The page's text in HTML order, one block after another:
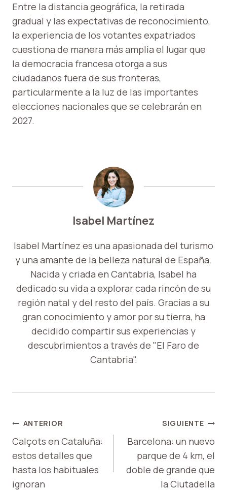
Entre la distancia geográfica, la retirada
gradual y las expectativas de reconocimiento,
la experiencia de los votantes expatriados
cuestiona de manera más amplia el lugar que
la democracia francesa otorga a sus
ciudadanos fuera de sus fronteras,
particularmente a la luz de las importantes
elecciones nacionales que se celebrarán en
2027.
Isabel Martínez
Isabel Martínez es una apasionada del turismo
y una amante de la belleza natural de España.
Nacida y criada en Cantabria, Isabel ha
dedicado su vida a explorar cada rincón de su
región natal y del resto del país. Gracias a su
gran conocimiento y amor por su tierra, ha
decidido compartir sus experiencias y
descubrimientos a través de "El Faro de
Cantabria".
NAVEGACIÓN
DE
ENTRADAS
ANTERIOR
Calçots en Cataluña:
estos detalles que
hasta los habituales
ignoran
SIGUIENTE
Barcelona: un nuevo
parque de 4 km, el
doble de grande que
la Ciutadella